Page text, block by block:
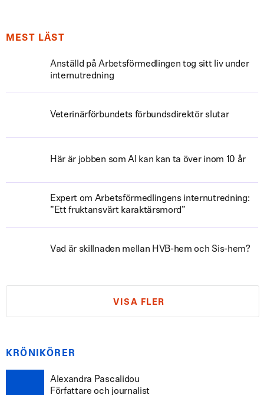
MEST LÄST
Anställd på Arbetsförmedlingen tog sitt liv under
internutredning
Veterinärförbundets förbundsdirektör slutar
Här är jobben som AI kan kan ta över inom 10 år
Expert om Arbetsförmedlingens internutredning:
”Ett fruktansvärt karaktärsmord”
Vad är skillnaden mellan HVB-hem och Sis-hem?
VISA FLER
KRÖNIKÖRER
Alexandra Pascalidou
Författare och journalist